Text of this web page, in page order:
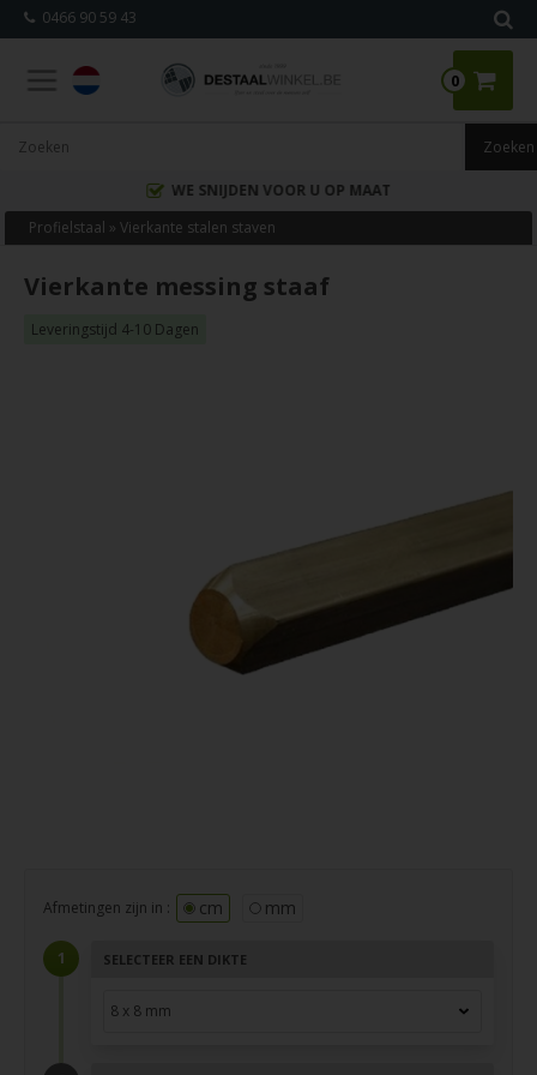
0466 90 59 43
0
WE SNIJDEN VOOR U OP MAAT
Profielstaal »Vierkante stalen staven
Vierkante messing staaf
Leveringstijd 4-10 Dagen
Afmetingen zijn in : cm mm
SELECTEER EEN DIKTE